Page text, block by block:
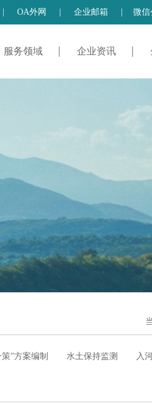
微信
OA外网 企业邮箱
服务领域 企业资讯
”方案编制 水土保持监测 入